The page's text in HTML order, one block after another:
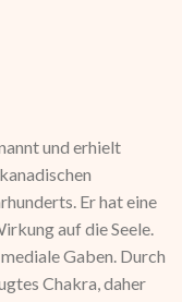
und erhielt
Er hat eine
auf die Seele.
Gaben. Durch
Chakra, daher